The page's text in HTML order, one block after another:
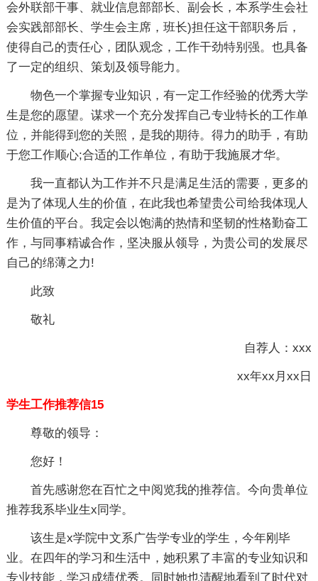
会外联部干事、就业信息部部长、副会长，本系学生会社
会实践部部长、学生会主席，班长)担任这干部职务后，
使得自己的责任心，团队观念，工作干劲特别强。也具备
了一定的组织、策划及领导能力。
物色一个掌握专业知识，有一定工作经验的优秀大学
生是您的愿望。谋求一个充分发挥自己专业特长的工作单
位，并能得到您的关照，是我的期待。得力的助手，有助
于您工作顺心;合适的工作单位，有助于我施展才华。
我一直都认为工作并不只是满足生活的需要，更多的
是为了体现人生的价值，在此我也希望贵公司给我体现人
生价值的平台。我定会以饱满的热情和坚韧的性格勤奋工
作，与同事精诚合作，坚决服从领导，为贵公司的发展尽
自己的绵薄之力!
此致
敬礼
自荐人：xxx
xx年xx月xx日
学生工作推荐信15
尊敬的领导：
您好！
首先感谢您在百忙之中阅览我的推荐信。今向贵单位
推荐我系毕业生x同学。
该生是x学院中文系广告学专业的学生，今年刚毕
业。在四年的学习和生活中，她积累了丰富的专业知识和
专业技能，学习成绩优秀。同时她也清醒地看到了时代对